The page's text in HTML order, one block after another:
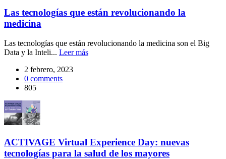
Las tecnologías que están revolucionando la
medicina
Las tecnologías que están revolucionando la medicina son el Big
Data y la Inteli... Leer más
2 febrero, 2023
0 comments
805
ACTIVAGE Virtual Experience Day: nuevas
tecnologías para la salud de los mayores